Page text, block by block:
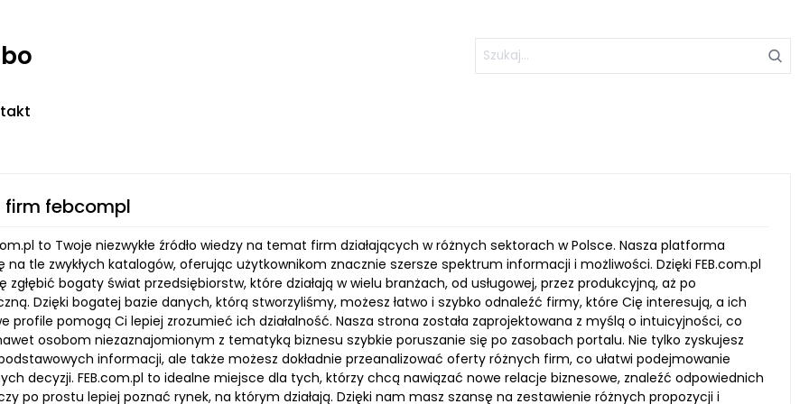
febcompl
to Twoje niezwykłe źródło wiedzy na temat firm działających w różnych sektorach w Polsce. Nasza platforma
na tle zwykłych katalogów, oferując użytkownikom znacznie szersze spektrum informacji i możliwości. Dzięki FEB.com.pl
zgłębić bogaty świat przedsiębiorstw, które działają w wielu branżach, od usługowej, przez produkcyjną, aż po
Dzięki bogatej bazie danych, którą stworzyliśmy, możesz łatwo i szybko odnaleźć firmy, które Cię interesują, a ich
profile pomogą Ci lepiej zrozumieć ich działalność. Nasza strona została zaprojektowana z myślą o intuicyjności, co
osobom niezaznajomionym z tematyką biznesu szybkie poruszanie się po zasobach portalu. Nie tylko zyskujesz
informacji, ale także możesz dokładnie przeanalizować oferty różnych firm, co ułatwi podejmowanie
decyzji. FEB.com.pl to idealne miejsce dla tych, którzy chcą nawiązać nowe relacje biznesowe, znaleźć odpowiednich
po prostu lepiej poznać rynek, na którym działają. Dzięki nam masz szansę na zestawienie różnych propozycji i